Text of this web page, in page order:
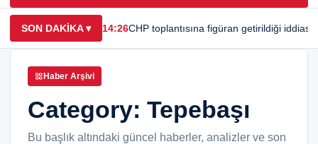
SON DAKİKA▾ 14:26CHP toplantısına figüran getirildiği
Haber Arşivi
Category: Tepebaşı
Bu başlık altındaki güncel haberler, analizler ve son